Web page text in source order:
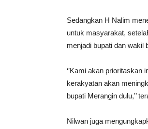
Sedangkan H Nalim
untuk masyarakat,
menjadi bupati dan wakil
‘’Kami akan
kerakyatan akan
bupati Merangin dulu,’’
Nilwan juga